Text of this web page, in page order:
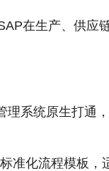
在生产、供应
理系统原生打通
准化流程模板，